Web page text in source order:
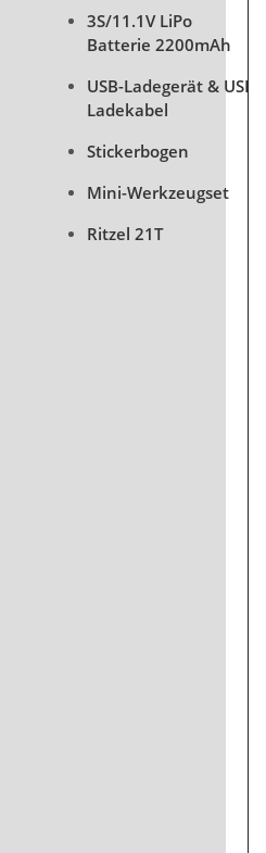
3S/11.1V LiPo
Batterie 2200mAh
USB-Ladegerät & USB
Ladekabel
Stickerbogen
Mini-Werkzeugset
Ritzel 21T